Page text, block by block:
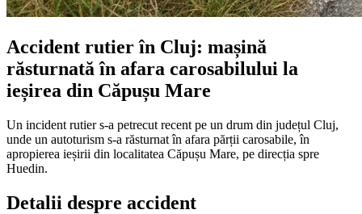
Accident rutier în Cluj: mașină
răsturnată în afara carosabilului la
ieșirea din Căpușu Mare
Un incident rutier s-a petrecut recent pe un drum din județul Cluj,
unde un autoturism s-a răsturnat în afara părții carosabile, în
apropierea ieșirii din localitatea Căpușu Mare, pe direcția spre
Huedin.
Detalii despre accident